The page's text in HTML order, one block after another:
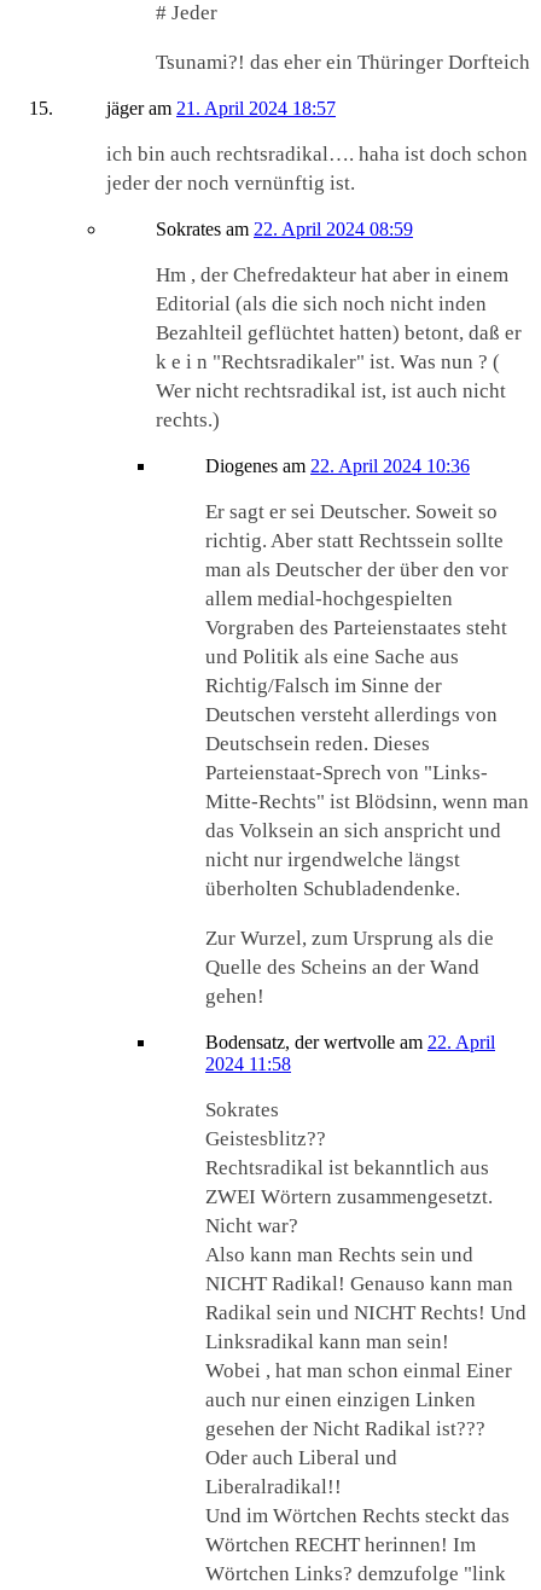
# Jeder
Tsunami?! das eher ein Thüringer Dorfteich
jägeram 21. April 2024 18:57
ich bin auch rechtsradikal…. haha ist doch schon
jeder der noch vernünftig ist.
Sokrates am 22. April 2024 08:59
Hm , der Chefredakteur hat aber in einem
Editorial (als die sich noch nicht inden
Bezahlteil geflüchtet hatten) betont, daß er
k e i n "Rechtsradikaler" ist. Was nun ? (
Wer nicht rechtsradikal ist, ist auch nicht
rechts.)
Diogenes am 22. April 2024 10:36
Er sagt er sei Deutscher. Soweit so
richtig. Aber statt Rechtssein sollte
man als Deutscher der über den vor
allem medial-hochgespielten
Vorgraben des Parteienstaates steht
und Politik als eine Sache aus
Richtig/Falsch im Sinne der
Deutschen versteht allerdings von
Deutschsein reden. Dieses
Parteienstaat-Sprech von "Links-
Mitte-Rechts" ist Blödsinn, wenn man
das Volksein an sich anspricht und
nicht nur irgendwelche längst
überholten Schubladendenke.
Zur Wurzel, zum Ursprung als die
Quelle des Scheins an der Wand
gehen!
Bodensatz, der wertvolle am 22. April
2024 11:58
Sokrates
Geistesblitz??
Rechtsradikal ist bekanntlich aus
ZWEI Wörtern zusammengesetzt.
Nicht war?
Also kann man Rechts sein und
NICHT Radikal! Genauso kann man
Radikal sein und NICHT Rechts! Und
Linksradikal kann man sein!
Wobei , hat man schon einmal Einer
auch nur einen einzigen Linken
gesehen der Nicht Radikal ist???
Oder auch Liberal und
Liberalradikal!!
Und im Wörtchen Rechts steckt das
Wörtchen RECHT herinnen! Im
Wörtchen Links? demzufolge "link